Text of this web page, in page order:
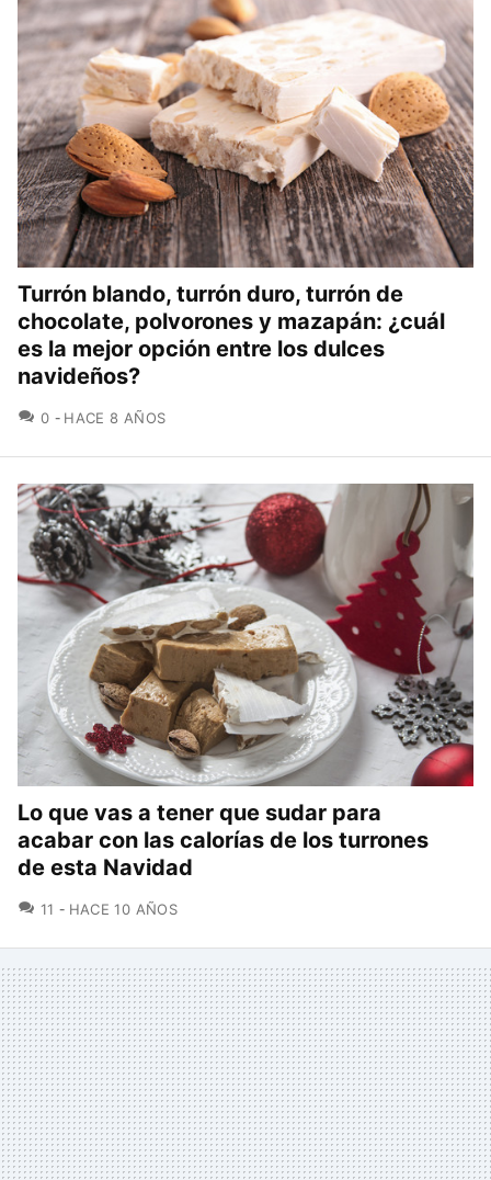
Turrón blando, turrón duro, turrón de
chocolate, polvorones y mazapán: ¿cuál
es la mejor opción entre los dulces
navideños?
0 COMENTARIOS
HACE 8 AÑOS
Lo que vas a tener que sudar para
acabar con las calorías de los turrones
de esta Navidad
11 COMENTARIOS
HACE 10 AÑOS